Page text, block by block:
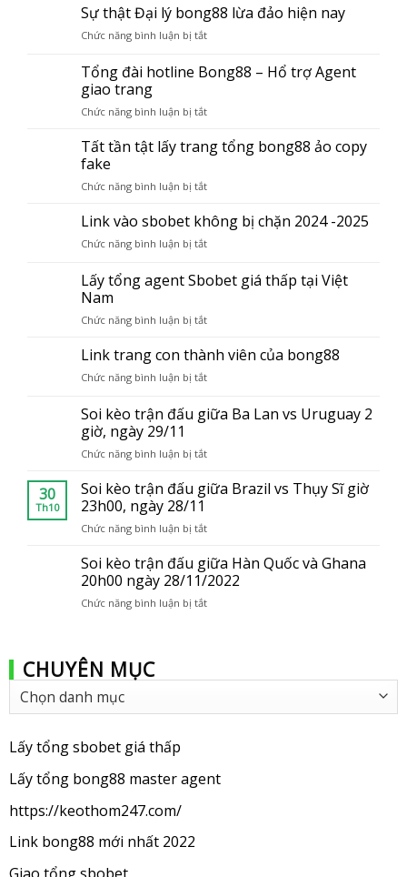
3
trang
đăng
thành
viên
lừa
hiện
Sự thật Đại lý bong88 lừa đảo hiện nay
Chức năng bình luận bị tắtở
Đại
bong88
đảo
hiện
Tổng đài hotline Bong88 – Hổ trợ Agent
giao trang
Chức năng bình luận bị tắtở
đài
hotline
–
trợ
Agent
giao
Tất tần tật lấy trang tổng bong88 ảo copy
fake
Chức năng bình luận bị tắtở
tần
lấy
tổng
bong88
copy
Link vào sbobet không bị chặn 2024 -2025
Chức năng bình luận bị tắtở
vào
sbobet
bị
2024
Lấy tổng agent Sbobet giá thấp tại Việt
Nam
Chức năng bình luận bị tắtở
tổng
Sbobet
thấp
Nam
Link trang con thành viên của bong88
Chức năng bình luận bị tắtở
trang
con
viên
bong88
Soi kèo trận đấu giữa Ba Lan vs Uruguay 2
giờ, ngày 29/11
Chức năng bình luận bị tắtở
kèo
trận
giữa
Lan
vs
2
30
Th10
Soi kèo trận đấu giữa Brazil vs Thụy Sĩ giờ
23h00, ngày 28/11
Chức năng bình luận bị tắtở
kèo
trận
đấu
giữa
giờ
ngày
Soi kèo trận đấu giữa Hàn Quốc và Ghana
20h00 ngày 28/11/2022
Chức năng bình luận bị tắtở
giữa
Quốc
ngày
28/11/2022
CHUYÊN MỤC
Chuyên
mục
Lấy tổng sbobet giá thấp
Lấy tổng bong88 master agent
https://keothom247.com/
Link bong88 mới nhất 2022